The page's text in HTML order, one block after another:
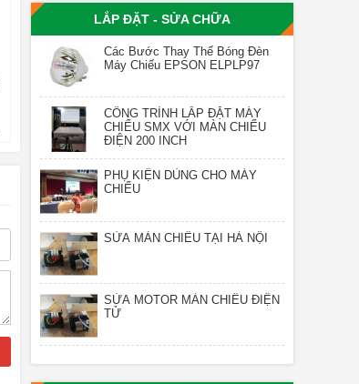
LẮP ĐẶT - SỬA CHỮA
Các Bước Thay Thế Bóng Đèn
Máy Chiếu EPSON ELPLP97
CÔNG TRÌNH LẮP ĐẶT MÁY
CHIẾU SMX VỚI MÀN CHIẾU
ĐIỆN 200 INCH
PHỤ KIỆN DÙNG CHO MÁY
CHIẾU
SỬA MÀN CHIẾU TẠI HÀ NỘI
SỬA MOTOR MÀN CHIẾU ĐIỆN
TỬ